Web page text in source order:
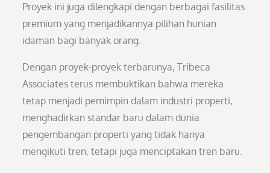
Proyek ini juga dilengkapi dengan berbagai fasilitas
premium yang menjadikannya pilihan hunian
idaman bagi banyak orang.
Dengan proyek-proyek terbarunya, Tribeca
Associates terus membuktikan bahwa mereka
tetap menjadi pemimpin dalam industri properti,
menghadirkan standar baru dalam dunia
pengembangan properti yang tidak hanya
mengikuti tren, tetapi juga menciptakan tren baru.